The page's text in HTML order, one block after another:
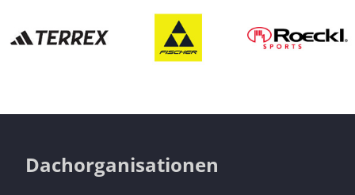
Dachorganisationen